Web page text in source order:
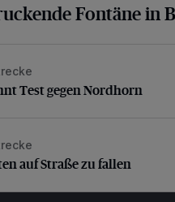
Fontäne in
Test gegen Nordhorn
Test gegen Nordhorn
auf Straße zu fallen
auf Straße zu fallen